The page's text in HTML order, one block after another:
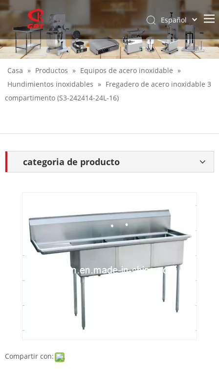
Español
English
Casa » Productos » Equipos de acero inoxidable »
Hundimientos inoxidables » Fregadero de acero inoxidable 3
compartimento (S3-242414-24L-16)
categoria de producto
Compartir con: